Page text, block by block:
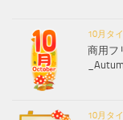
10月タ
商用フ
10月タ